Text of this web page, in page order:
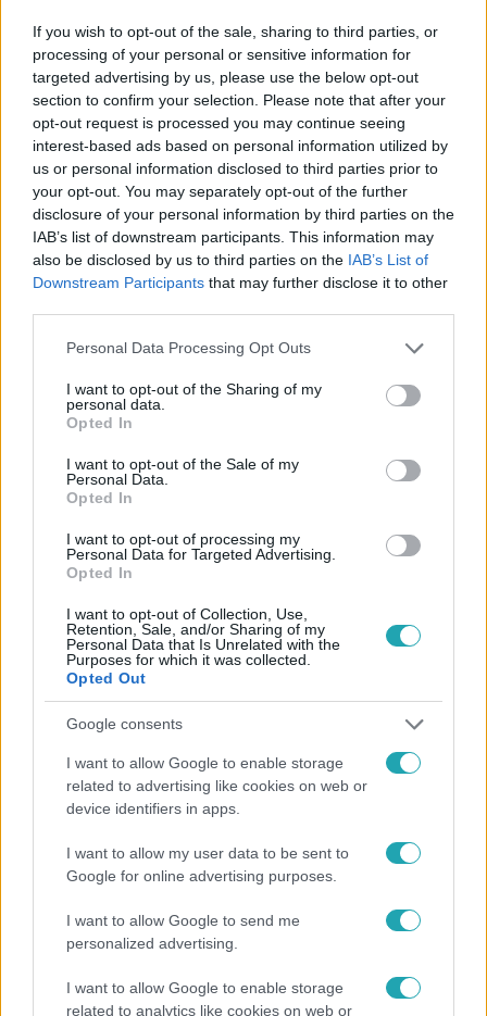
If you wish to opt-out of the sale, sharing to third parties, or
processing of your personal or sensitive information for
targeted advertising by us, please use the below opt-out
section to confirm your selection. Please note that after your
opt-out request is processed you may continue seeing
interest-based ads based on personal information utilized by
us or personal information disclosed to third parties prior to
your opt-out. You may separately opt-out of the further
disclosure of your personal information by third parties on the
IAB’s list of downstream participants. This information may
also be disclosed by us to third parties on the IAB’s List of
Downstream Participants that may further disclose it to other
Please note that this website/app uses one or more Google
not limited to your visit or usage behaviour. You may click to
grant or deny consent to Google and its third-party tags to
use your data for below specified purposes in below Google
consent section.
Personal Data Processing Opt Outs
I want to opt-out of the Sharing of my
personal data.
Opted In
I want to opt-out of the Sale of my
Personal Data.
Opted In
I want to opt-out of processing my
Personal Data for Targeted Advertising.
Opted In
I want to opt-out of Collection, Use,
Retention, Sale, and/or Sharing of my
Personal Data that Is Unrelated with the
Purposes for which it was collected.
Opted Out
Google consents
I want to allow Google to enable storage
related to advertising like cookies on web or
device identifiers in apps.
I want to allow my user data to be sent to
Google for online advertising purposes.
I want to allow Google to send me
personalized advertising.
I want to allow Google to enable storage
related to analytics like cookies on web or
Kövess minket, és értesülj a friss hírekről a
Facebookon is!
Követem
ÉLETMÓD
TAVASZI SZÜNET 2025 # REGGELI BARABÁS ÉVA
PELLER MARIANN
HEER ORSOLYA
Népszerű